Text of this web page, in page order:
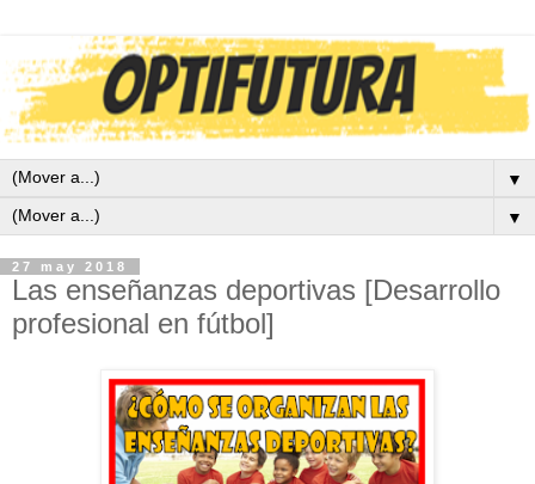
▼
▼
27 may 2018
Las enseñanzas deportivas [Desarrollo
profesional en fútbol]